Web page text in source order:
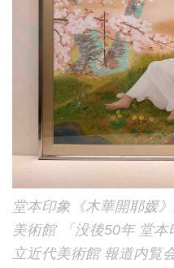
堂本印象《木華開耶媛
美術館 「没後50年 堂
立近代美術館 報道内